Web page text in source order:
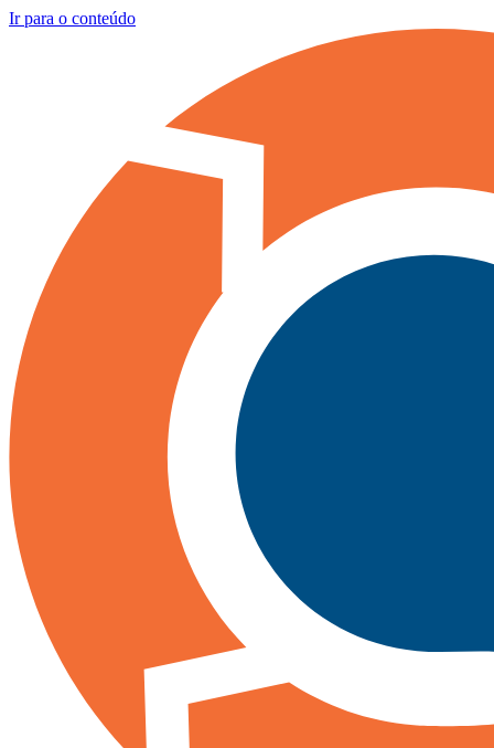
Ir para o conteúdo